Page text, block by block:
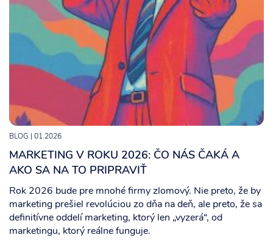
BLOG | 01.2026
MARKETING V ROKU 2026: ČO NÁS ČAKÁ A
AKO SA NA TO PRIPRAVIŤ
Rok 2026 bude pre mnohé firmy zlomový. Nie preto, že by
marketing prešiel revolúciou zo dňa na deň, ale preto, že sa
definitívne oddelí marketing, ktorý len „vyzerá“, od
marketingu, ktorý reálne funguje.